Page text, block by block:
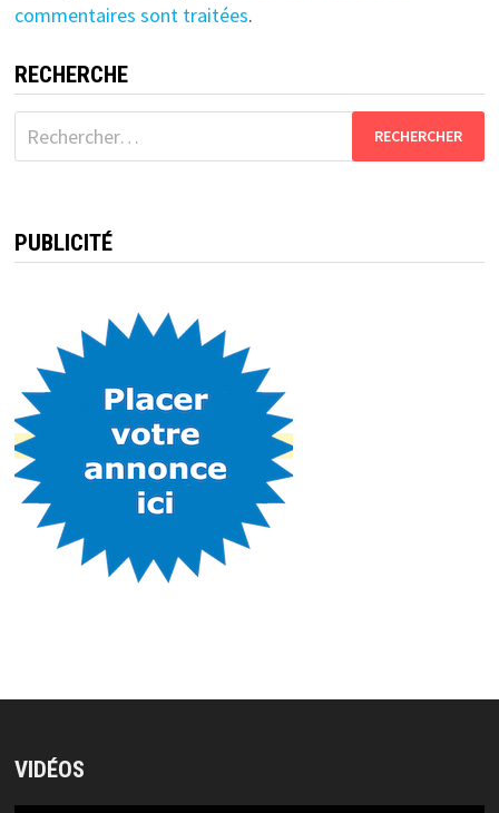
commentaires sont traitées.
RECHERCHE
Rechercher :
PUBLICITÉ
VIDÉOS